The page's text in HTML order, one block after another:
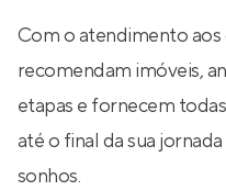
Com o atendimento
recomendam imóveis,
etapas e fornecem
até o final da sua
sonhos.